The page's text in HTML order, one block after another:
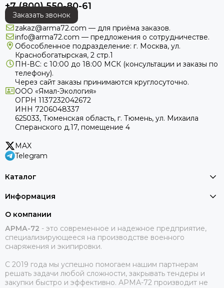
+7 (800) 550-80-61
Заказать звонок
zakaz@arma72.com — для приёма заказов.
info@arma72.com — предложения о сотрудничестве.
Обособленное подразделение: г. Москва, ул.
Краснобогатырская, 2 стр.1
ПН-ВС: с 10:00 до 18:00 МСК (консультации и заказы по
телефону).
Через сайт заказы принимаются круглосуточно.
ООО «Ямал-Экология»
ОГРН 1137232042672
ИНН 7206048337
625033, Тюменская область, г. Тюмень, ул. Михаила
Сперанского д.17, помещение 4
MAX
Telegram
Каталог
Информация
О компании
АРМА-72 - это современное и надежное предприятие,
специализирующееся на производстве военного
снаряжения и экипировки.
С 2019 года мы успешно помогаем нашим партнерам
решать задачи любой сложности, закрывать тендеры и
закупки быстро и эффективно. АРМА-72 производит не